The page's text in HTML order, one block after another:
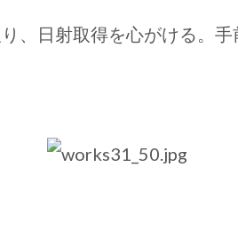
、日射取得を心がける。手